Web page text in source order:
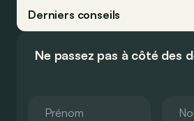
Derniers conseils
Ne passez pas à côté des